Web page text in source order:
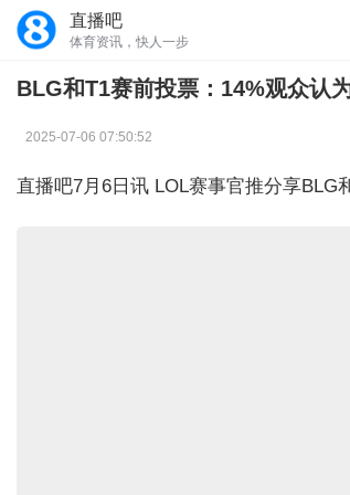
直播吧
体育资讯，快人一步
BLG和T1赛前投票：14%观众认
2025-07-06 07:50:52
直播吧7月6日讯 LOL赛事官推分享BLG